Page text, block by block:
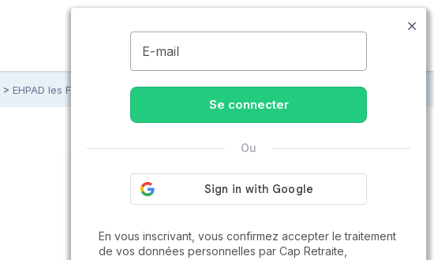
09.74.59.59.57
EHPAD les Floréales
Cap Retraite vous aide à trouver un emploi
E-mail
Se connecter
Ou
En vous inscrivant, vous confirmez accepter le traitement
de vos données personnelles par Cap Retraite,